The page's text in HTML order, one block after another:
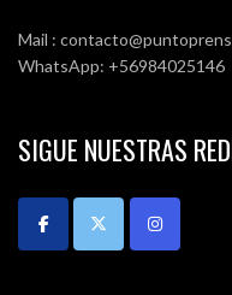
Mail :
WhatsApp: +56984025146
SIGUE NUESTRAS